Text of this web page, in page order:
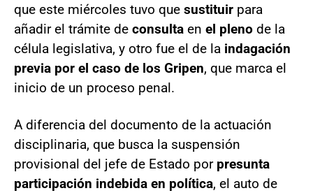
que este miércoles tuvo que sustituir para
añadir el trámite de consulta en el pleno de la
célula legislativa, y otro fue el de la indagación
previa por el caso de los Gripen, que marca el
inicio de un proceso penal.
A diferencia del documento de la actuación
disciplinaria, que busca la suspensión
provisional del jefe de Estado por presunta
participación indebida en política, el auto de